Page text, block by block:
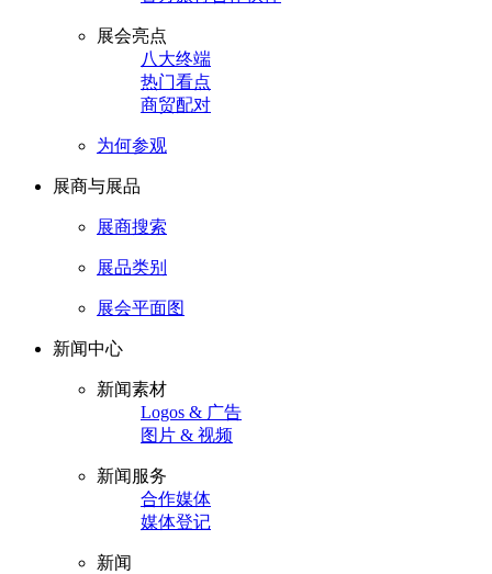
展会亮点
八大终端
热门看点
商贸配对
为何参观
展商与展品
展商搜索
展品类别
展会平面图
新闻中心
新闻素材
Logos & 广告
图片 & 视频
新闻服务
合作媒体
媒体登记
新闻